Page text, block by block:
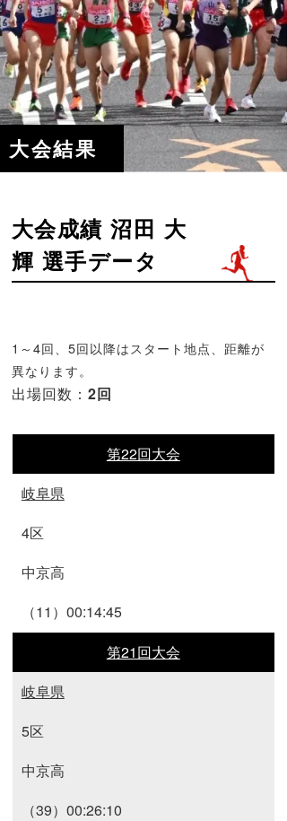
大会結果
大会成績 沼田 大
輝 選手データ
1～4回、5回以降はスタート地点、距離が
異なります。
出場回数： 2回
第22回大会
岐阜県
4区
中京高
（11）00:14:45
第21回大会
岐阜県
5区
中京高
（39）00:26:10